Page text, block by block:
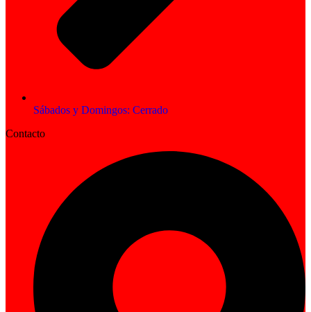
Sábados y Domingos: Cerrado
Contacto